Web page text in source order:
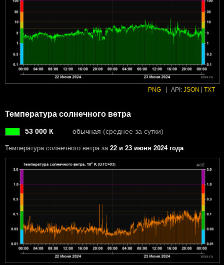
PNG | API: JSON | TXT
Температура солнечного ветра
53 000 К обычная (среднее за сутки)
Температура солнечного ветра за 22 и 23 июня 2024 года